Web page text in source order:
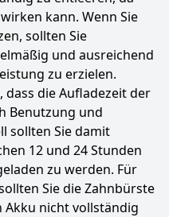
kann. Wenn Sie
sollten Sie
und ausreichend
zu erzielen.
die Aufladezeit der
Benutzung und
sollten Sie damit
12 und 24 Stunden
zu werden. Für
Sie die Zahnbürste
Akku nicht vollständig